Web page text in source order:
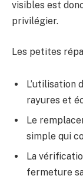
visibles est
privilégier.
Les petites
rayures et
Le
simple qui
La
fermeture